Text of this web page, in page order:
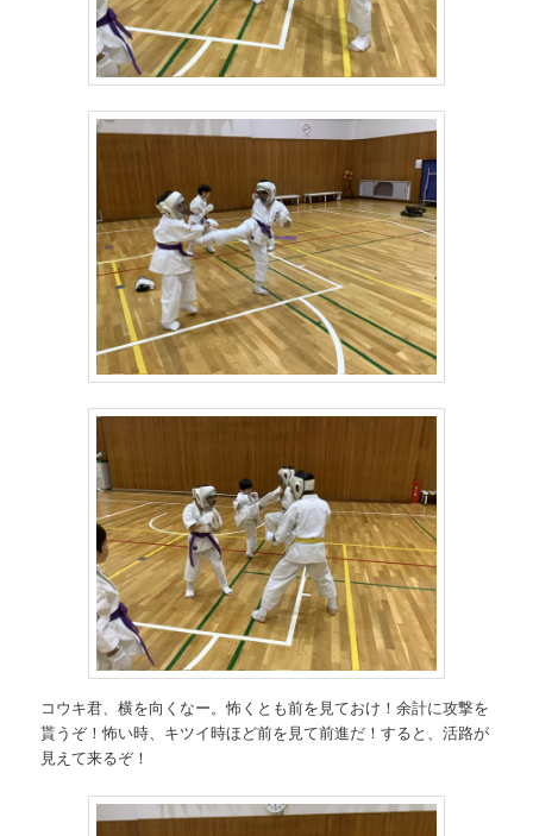
コウキ君、横を向くなー。怖くとも前を見ておけ！余計に攻撃を
貰うぞ！怖い時、キツイ時ほど前を見て前進だ！すると、活路が
見えて来るぞ！